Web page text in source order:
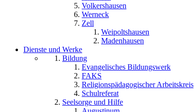
Volkershausen
Werneck
Zell
Weipoltshausen
Madenhausen
Dienste und Werke
Bildung
Evangelisches Bildungswerk
FAKS
Religionspädagogischer Arbeitskreis
Schulreferat
Seelsorge und Hilfe